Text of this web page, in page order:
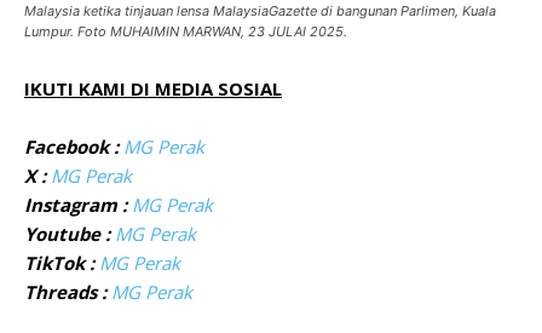
Malaysia ketika tinjauan lensa MalaysiaGazette di bangunan Parlimen, Kuala
Lumpur. Foto MUHAIMIN MARWAN, 23 JULAI 2025.
IKUTI KAMI DI MEDIA SOSIAL
Facebook : MG Perak
X : MG Perak
Instagram : MG Perak
Youtube : MG Perak
TikTok : MG Perak
Threads : MG Perak